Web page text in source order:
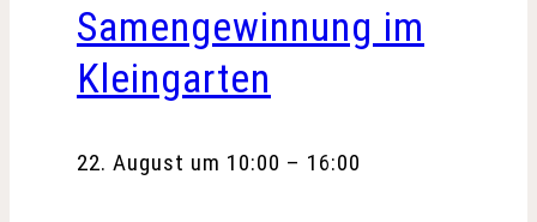
Samengewinnung im
Kleingarten
22. August um 10:00 – 16:00